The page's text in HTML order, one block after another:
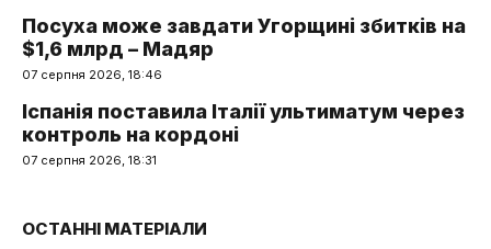
Посуха може завдати Угорщині збитків на
$1,6 млрд – Мадяр
07 серпня 2026, 18:46
Іспанія поставила Італії ультиматум через
контроль на кордоні
07 серпня 2026, 18:31
ОСТАННІ МАТЕРІАЛИ